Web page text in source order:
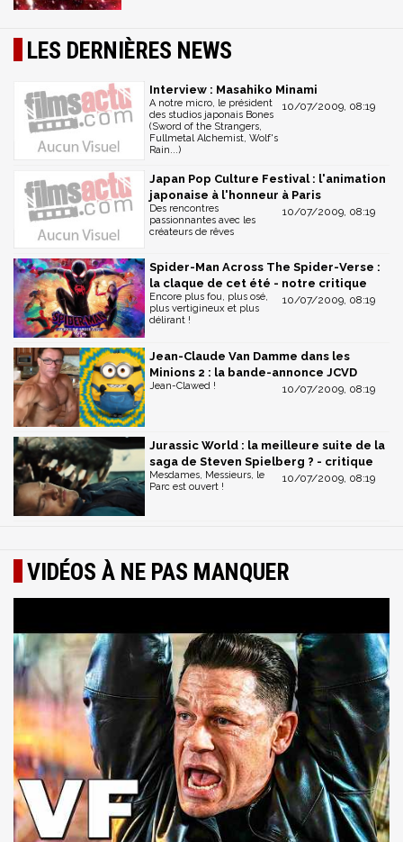
LES DERNIÈRES NEWS
Interview : Masahiko Minami
10/07/2009, 08:19
A notre micro, le président
des studios japonais Bones
(Sword of the Strangers,
Fullmetal Alchemist, Wolf's
Rain...)
Japan Pop Culture Festival : l'animation
japonaise à l'honneur à Paris
10/07/2009, 08:19
Des rencontres
passionnantes avec les
créateurs de rêves
Spider-Man Across The Spider-Verse :
la claque de cet été - notre critique
10/07/2009, 08:19
Encore plus fou, plus osé,
plus vertigineux et plus
délirant !
Jean-Claude Van Damme dans les
Minions 2 : la bande-annonce JCVD
10/07/2009, 08:19
Jean-Clawed !
Jurassic World : la meilleure suite de la
saga de Steven Spielberg ? - critique
10/07/2009, 08:19
Mesdames, Messieurs, le
Parc est ouvert !
VIDÉOS À NE PAS MANQUER